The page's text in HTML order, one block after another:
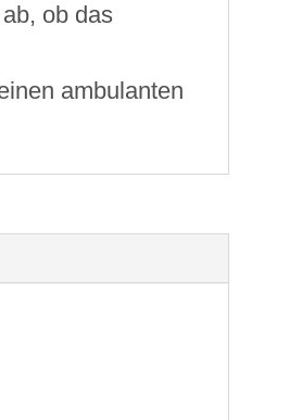
ob das
ambulanten